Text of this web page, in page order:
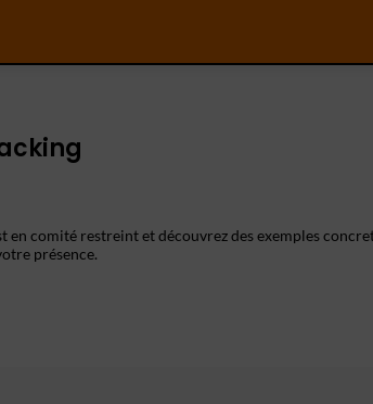
comité restreint et découvrez des exemples
présence.